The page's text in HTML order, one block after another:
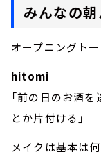
みんなの朝
オープニングトー
hitomi
「前の日のお酒
とか片付ける」
メイクは基本は